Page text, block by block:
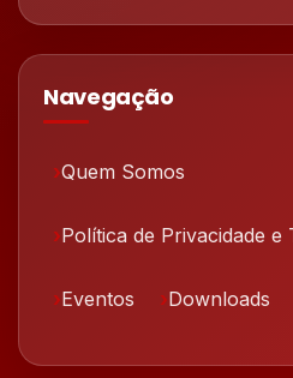
Navegação
Quem Somos
Política de Privacidade e
Eventos Downloads